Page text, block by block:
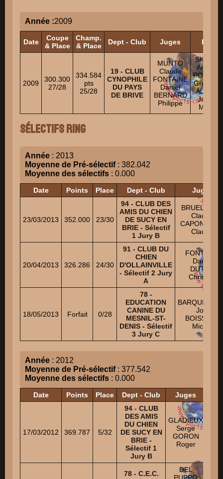
Année :2009
Date
Coupe
& Place
Champ.
& Place
Dept - Club Juges HA
2009
300.300
27/28
334.584
pts
25/28
19 - CLUB
CYNOPHILE
DU PAYS
DE BRIVE
MUNTO
Claude
FONTAINE
Daniel
BERNARD
Philippe
SKRHA
Andrej
POLLET
Grégory
ALLAN
Jean-
Marc
Sélectifs Ring
Année : 2013
Moyenne de Pré-sélectif: 382.042
Moyenne des sélectifs : 0.000
Date Points Place Dept - Club Juges
23/03/2013 352.000 23/30
94 - CLUB DES
AMIS DU CHIEN
DE SUCY EN
BRIE - Sélectif
1 Jury B
BRUEL Jean-
Claude
CAPON
Claude
20/04/2013 326.286 24/30
91 - CLUB DU
CHIEN
D'OLLAINVILLE
- Sélectif 2 Jury
A
FONTAINE
Daniel
DUTEIL
Christian
18/05/2013 Forfait 0/28
78 -
EDUCATION
CANINE DU
MESNIL-ST-
DENIS - Sélectif
3 Jury C
Joël
BOISSEAU
Michel
Année : 2012
Moyenne de Pré-sélectif: 377.542
Moyenne des sélectifs : 0.000
Date Points Place Dept - Club Juges
17/03/2012 369.787 5/32
94 - CLUB
DES AMIS
DU CHIEN
DE SUCY EN
BRIE -
Sélectif 1
Jury B
GLADIEUX
Serge
GORON
Roger
78 - C.E.C.
DEL